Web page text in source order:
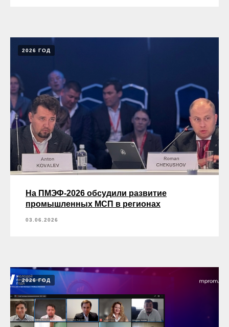
2026 ГОД
На ПМЭФ-2026 обсудили развитие
промышленных МСП в регионах
03.06.2026
2026 ГОД